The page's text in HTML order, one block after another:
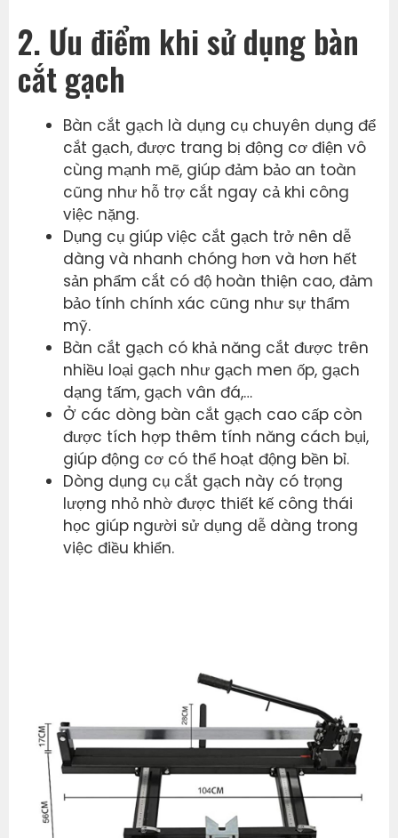
2. Ưu điểm khi sử dụng bàn
cắt gạch
Bàn cắt gạch là dụng cụ chuyên dụng để
cắt gạch, được trang bị động cơ điện vô
cùng mạnh mẽ, giúp đảm bảo an toàn
cũng như hỗ trợ cắt ngay cả khi công
việc nặng.
Dụng cụ giúp việc cắt gạch trở nên dễ
dàng và nhanh chóng hơn và hơn hết
sản phẩm cắt có độ hoàn thiện cao, đảm
bảo tính chính xác cũng như sự thẩm
mỹ.
Bàn cắt gạch có khả năng cắt được trên
nhiều loại gạch như gạch men ốp, gạch
dạng tấm, gạch vân đá,…
Ở các dòng bàn cắt gạch cao cấp còn
được tích hợp thêm tính năng cách bụi,
giúp động cơ có thể hoạt động bền bỉ.
Dòng dụng cụ cắt gạch này có trọng
lượng nhỏ nhờ được thiết kế công thái
học giúp người sử dụng dễ dàng trong
việc điều khiển.